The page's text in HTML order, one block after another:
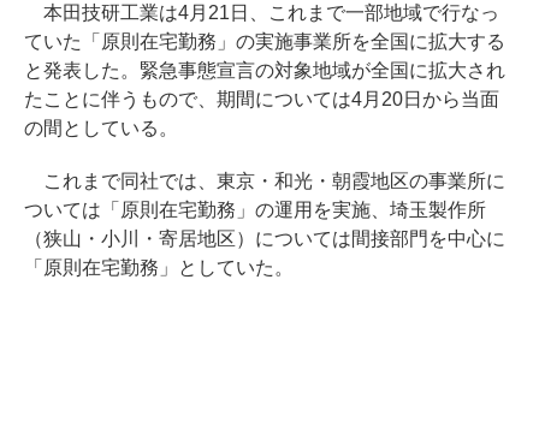
本田技研工業は4月21日、これまで一部地域で行なっ
ていた「原則在宅勤務」の実施事業所を全国に拡大する
と発表した。緊急事態宣言の対象地域が全国に拡大され
たことに伴うもので、期間については4月20日から当面
の間としている。
これまで同社では、東京・和光・朝霞地区の事業所に
ついては「原則在宅勤務」の運用を実施、埼玉製作所
（狭山・小川・寄居地区）については間接部門を中心に
「原則在宅勤務」としていた。